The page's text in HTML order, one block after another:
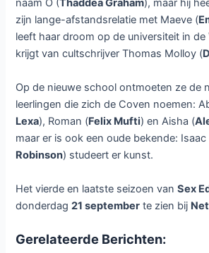
naam O (Thaddea Graham), maar hij
zijn lange-afstandsrelatie met Maeve (
leeft haar droom op de universiteit in de
krijgt van cultschrijver Thomas Molloy (
Op de nieuwe school ontmoeten ze de
leerlingen die zich de Coven noemen:
Lexa), Roman (Felix Mufti) en Aisha (
maar er is ook een oude bekende: Isaac
Robinson) studeert er kunst.
Het vierde en laatste seizoen vanSex
donderdag21 september te zien bij
Gerelateerde Berichten: